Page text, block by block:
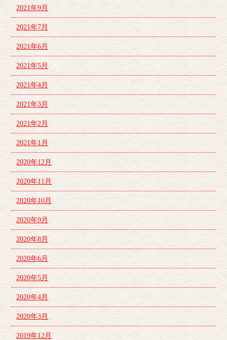
2021年9月
2021年7月
2021年6月
2021年5月
2021年4月
2021年3月
2021年2月
2021年1月
2020年12月
2020年11月
2020年10月
2020年9月
2020年8月
2020年6月
2020年5月
2020年4月
2020年3月
2019年12月